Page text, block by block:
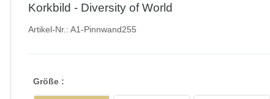
Korkbild - Diversity of World
Artikel-Nr.: A1-Pinnwand255
Größe :